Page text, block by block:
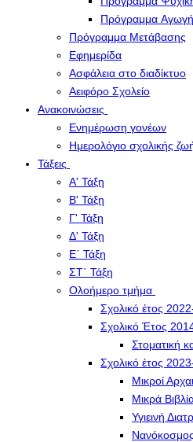
Πρόγραμμα
Πρόγραμμα Μετάβασης
Εφημερίδα
Ασφάλεια στο διαδίκτυο
Αειφόρο Σχολείο
Ανακοινώσεις
Ενημέρωση γονέων
Ημερολόγιο σχολικής
Τάξεις
Α' Τάξη
Β' Τάξη
Γ' Τάξη
Δ' Τάξη
Ε΄ Τάξη
ΣΤ΄ Τάξη
Ολοήμερο τμήμα
Σχολικό έτος
Σχολικό Έτος
Στοματική
Σχολικό έτος
Μικροί
Μικρά
Υγιεινή
Νανόκοσμος